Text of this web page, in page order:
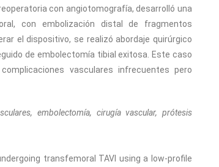
con angiotomografía, desarrolló una
con embolización distal de fragmentos
el dispositivo, se realizó abordaje quirúrgico
de embolectomía tibial exitosa. Este caso
vasculares infrecuentes pero
embolectomía, cirugía vascular, prótesis
transfemoral TAVI using a low-profile